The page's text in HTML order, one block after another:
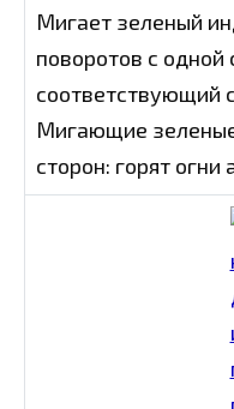
Мигает зеленый
поворотов с
соответствующий
Мигающие
сторон: горят